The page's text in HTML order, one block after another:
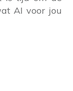
AI voor jou